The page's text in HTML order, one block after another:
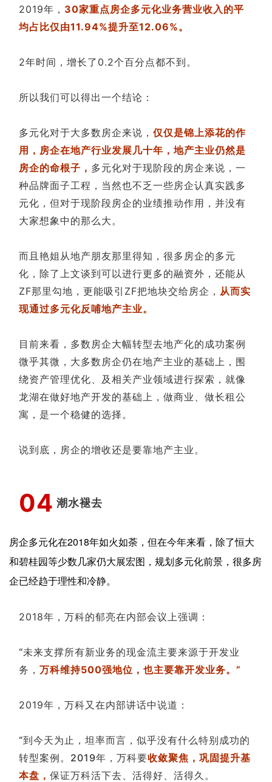
2019年， 30家重点房企多元化业务营业收入的平
均占比仅由11.94%提升至12.06%。
2年时间，增长了0.2个百分点都不到。
所以我们可以得出一个结论：
多元化对于大多数房企来说， 仅仅是锦上添花的作
用，房企在地产行业发展几十年，地产主业仍然是
房企的命根子， 多元化对于现阶段的房企来说，一
种品牌面子工程，当然也不乏一些房企认真实践多
元化，但对于现阶段房企的业绩推动作用，并没有
大家想象中的那么大。
而且艳姐从地产朋友那里得知，很多房企的多元
化，除了上文谈到可以进行更多的融资外，还能从
ZF那里勾地，更能吸引ZF把地块交给房企， 从而实
现通过多元化反哺地产主业。
目前来看，多数房企大幅转型去地产化的成功案例
微乎其微，大多数房企仍在地产主业的基础上，围
绕资产管理优化、及相关产业领域进行探索，就像
龙湖在做好地产开发的基础上，做商业、做长租公
寓，是一个稳健的选择。
说到底，房企的增收还是要靠地产主业。
04 潮水褪去
房企多元化在2018年如火如荼，但在今年来看，除了恒大
和碧桂园等少数几家仍大展宏图，规划多元化前景，很多房
企已经趋于理性和冷静。
2018年，万科的郁亮在内部会议上强调：
“未来支撑所有新业务的现金流主要来源于开发业
务， 万科维持500强地位，也主要靠开发业务。”
2019年，万科又在内部讲话中说道：
“到今天为止，坦率而言，似乎没有什么特别成功的
转型案例。2019年，万科要收敛聚焦，巩固提升基
本盘， 保证万科活下去、活得好、活得久。